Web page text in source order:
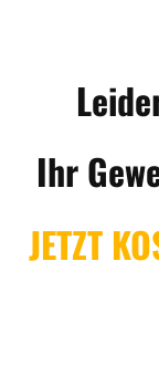
Ihr
JETZT